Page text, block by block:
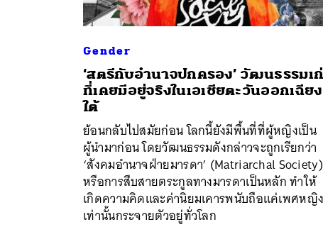
Gender
‘สตรีกับอำนาจปกครอง’ วัฒนธรรมเ
ที่เคยมีอยู่จริงในเอเชียตะวันออกเฉียง
ใต้
ย้อนกลับไปสมัยก่อน โลกนี้ยังมีพื้นที่ที่ผู้หญิงเป็น
ผู้นำมาก่อน โดยวัฒนธรรมดังกล่าวจะถูกเรียกว่า
‘สังคมอำนาจฝ่ายมารดา’ (Matriarchal Society)
หรือการสืบสายตระกูลทางมารดาเป็นหลัก ทำให้
เกิดความคิดและค่านิยมเคารพนับถือแค่เพศหญิง
เท่านั้นกระจายตัวอยู่ทั่วโลก